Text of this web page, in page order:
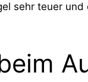
sehr teuer